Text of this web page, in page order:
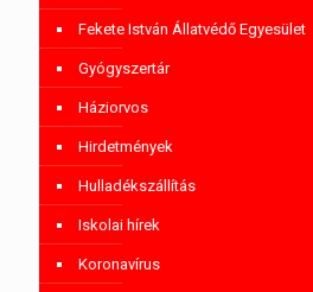
Fekete István Állatvédő Egyesület
Gyógyszertár
Háziorvos
Hirdetmények
Hulladékszállítás
Iskolai hírek
Koronavírus